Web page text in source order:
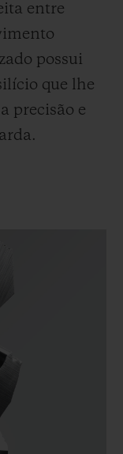
entre
possui
que lhe
precisão e